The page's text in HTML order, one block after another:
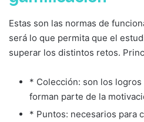
Estas son las normas de
será lo que permita que el
superar los distintos retos.
* Colección: son los
forman parte de la
* Puntos: necesarios para